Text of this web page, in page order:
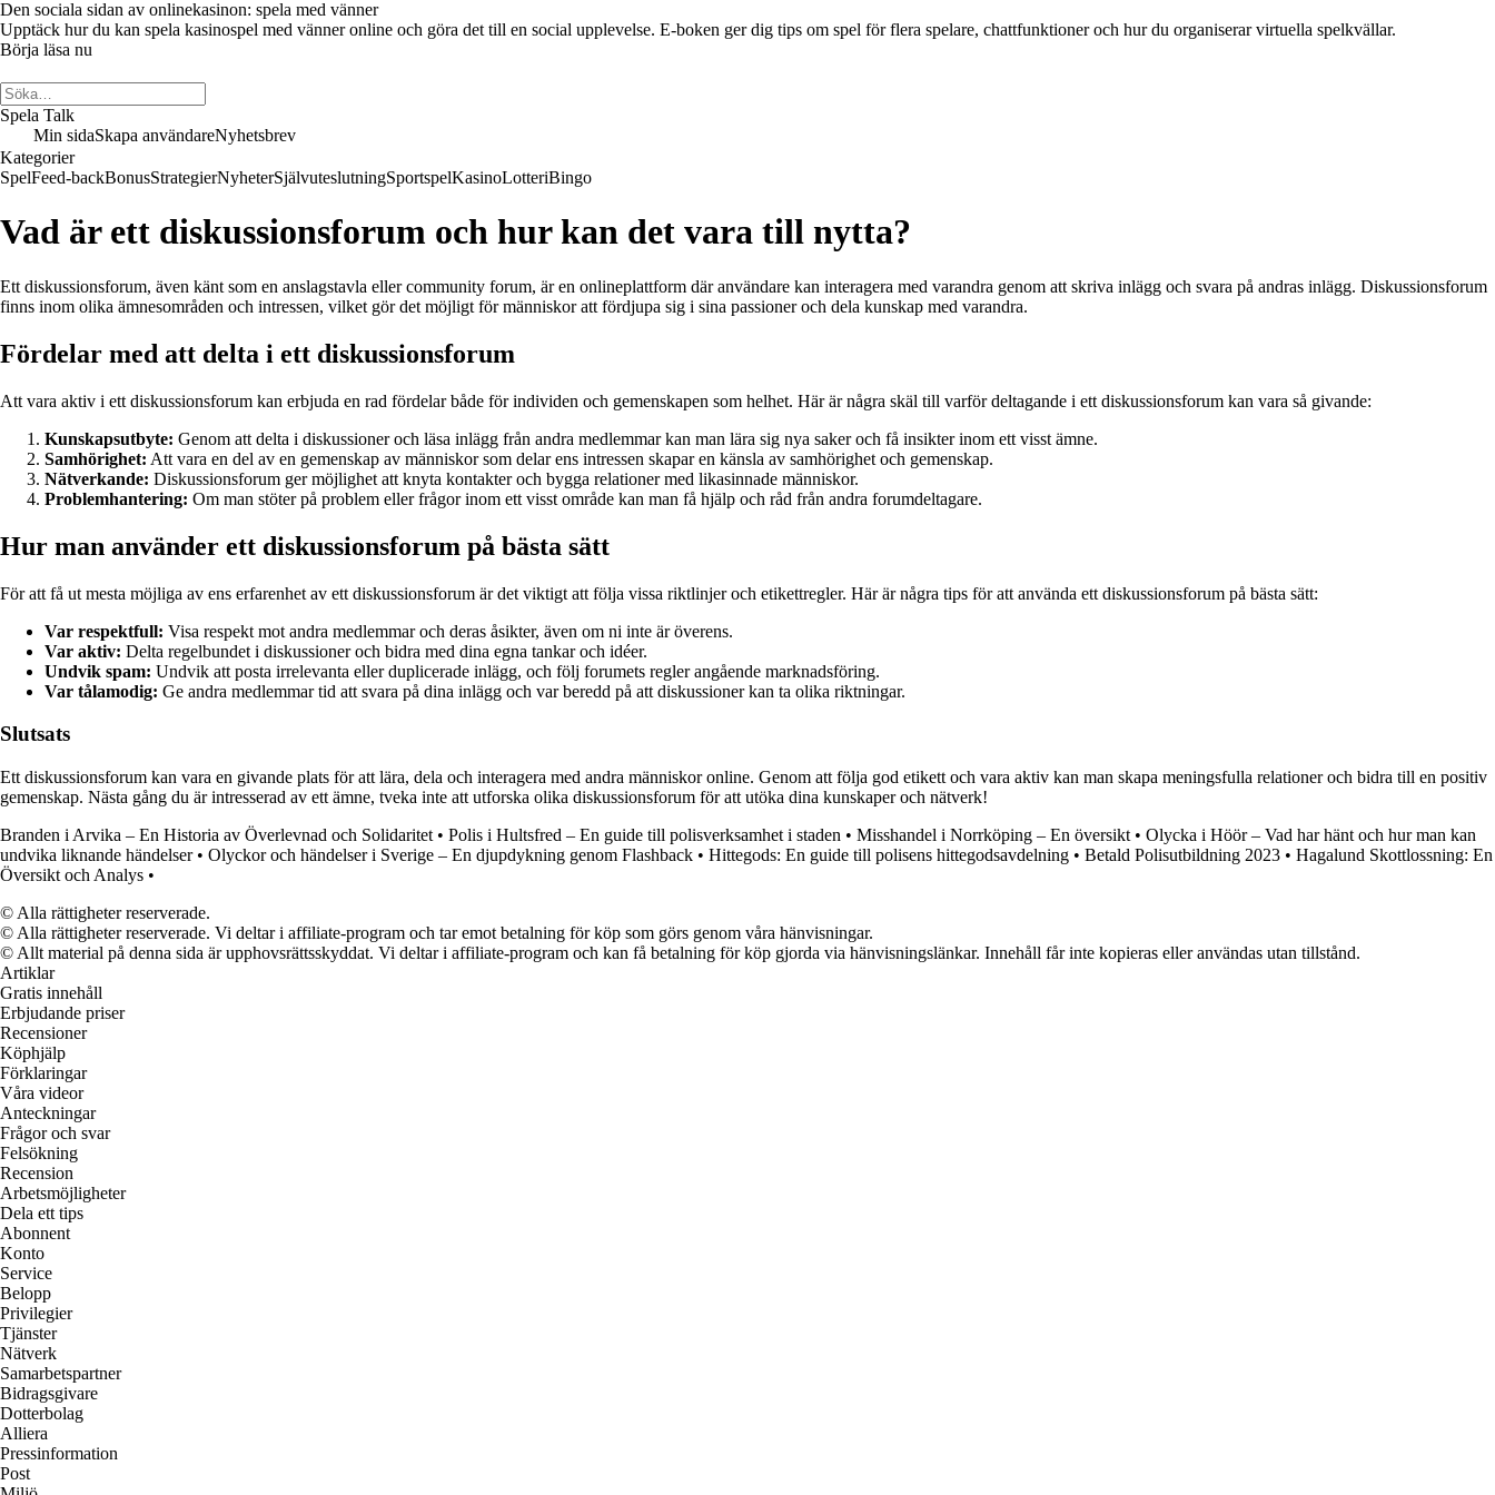
Den sociala sidan av onlinekasinon: spela med vänner
Upptäck hur du kan spela kasinospel med vänner online och göra det till en social upplevelse. E-boken ger dig tips om spel för flera spelare, chattfunktioner och hur du organiserar virtuella spelkvällar.
Börja läsa nu
Spela Talk
Min sidaSkapa användareNyhetsbrev
Kategorier
SpelFeed-backBonusStrategierNyheterSjälvuteslutningSportspelKasinoLotteriBingo
Vad är ett diskussionsforum och hur kan det vara till nytta?
Ett diskussionsforum, även känt som en anslagstavla eller community forum, är en onlineplattform där användare kan interagera med varandra genom att skriva inlägg och svara på andras inlägg. Diskussionsforum
finns inom olika ämnesområden och intressen, vilket gör det möjligt för människor att fördjupa sig i sina passioner och dela kunskap med varandra.
Fördelar med att delta i ett diskussionsforum
Att vara aktiv i ett diskussionsforum kan erbjuda en rad fördelar både för individen och gemenskapen som helhet. Här är några skäl till varför deltagande i ett diskussionsforum kan vara så givande:
Kunskapsutbyte: Genom att delta i diskussioner och läsa inlägg från andra medlemmar kan man lära sig nya saker och få insikter inom ett visst ämne.
Samhörighet: Att vara en del av en gemenskap av människor som delar ens intressen skapar en känsla av samhörighet och gemenskap.
Nätverkande: Diskussionsforum ger möjlighet att knyta kontakter och bygga relationer med likasinnade människor.
Problemhantering: Om man stöter på problem eller frågor inom ett visst område kan man få hjälp och råd från andra forumdeltagare.
Hur man använder ett diskussionsforum på bästa sätt
För att få ut mesta möjliga av ens erfarenhet av ett diskussionsforum är det viktigt att följa vissa riktlinjer och etikettregler. Här är några tips för att använda ett diskussionsforum på bästa sätt:
Var respektfull: Visa respekt mot andra medlemmar och deras åsikter, även om ni inte är överens.
Var aktiv: Delta regelbundet i diskussioner och bidra med dina egna tankar och idéer.
Undvik spam: Undvik att posta irrelevanta eller duplicerade inlägg, och följ forumets regler angående marknadsföring.
Var tålamodig: Ge andra medlemmar tid att svara på dina inlägg och var beredd på att diskussioner kan ta olika riktningar.
Slutsats
Ett diskussionsforum kan vara en givande plats för att lära, dela och interagera med andra människor online. Genom att följa god etikett och vara aktiv kan man skapa meningsfulla relationer och bidra till en positiv
gemenskap. Nästa gång du är intresserad av ett ämne, tveka inte att utforska olika diskussionsforum för att utöka dina kunskaper och nätverk!
Branden i Arvika – En Historia av Överlevnad och Solidaritet • Polis i Hultsfred – En guide till polisverksamhet i staden • Misshandel i Norrköping – En översikt • Olycka i Höör – Vad har hänt och hur man kan
undvika liknande händelser• Olyckor och händelser i Sverige – En djupdykning genom Flashback • Hittegods: En guide till polisens hittegodsavdelning • Betald Polisutbildning 2023 • Hagalund Skottlossning: En
Översikt och Analys •
© Alla rättigheter reserverade.
© Alla rättigheter reserverade. Vi deltar i affiliate-program och tar emot betalning för köp som görs genom våra hänvisningar.
© Allt material på denna sida är upphovsrättsskyddat. Vi deltar i affiliate-program och kan få betalning för köp gjorda via hänvisningslänkar. Innehåll får inte kopieras eller användas utan tillstånd.
Artiklar
Gratis innehåll
Erbjudande priser
Recensioner
Köphjälp
Förklaringar
Våra videor
Anteckningar
Frågor och svar
Felsökning
Recension
Arbetsmöjligheter
Dela ett tips
Abonnent
Konto
Service
Belopp
Privilegier
Tjänster
Nätverk
Samarbetspartner
Bidragsgivare
Dotterbolag
Alliera
Pressinformation
Post